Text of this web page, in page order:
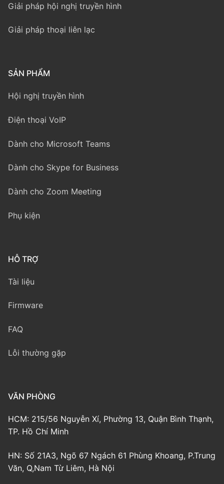
Giải pháp hội nghị truyền hình
Giải pháp thoại liên lạc
SẢN PHẨM
Hội nghị truyền hình
Điện thoại VoIP
Dành cho Microsoft Teams
Dành cho Skype for Business
Dành cho Zoom Meeting
Phụ kiện
HỖ TRỢ
Tài liệu
Firmware
FAQ
Lỗi thường gặp
VĂN PHÒNG
HCM: 215/56 Nguyễn Xí, Phường 13, Quận Bình Thạnh,
TP. Hồ Chí Minh
HN: Số 21A3, Ngõ 67 Ngách 61 Phùng Khoang, P.Trung
Văn, Q,Nam Từ Liêm, Hà Nội